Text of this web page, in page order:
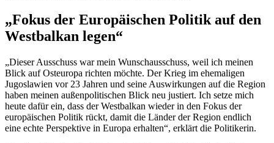
„Fokus der Europäischen Politik auf den
Westbalkan legen“
„Dieser Ausschuss war mein Wunschausschuss, weil ich meinen
Blick auf Osteuropa richten möchte. Der Krieg im ehemaligen
Jugoslawien vor 23 Jahren und seine Auswirkungen auf die Region
haben meinen außenpolitischen Blick neu justiert. Ich setze mich
heute dafür ein, dass der Westbalkan wieder in den Fokus der
europäischen Politik rückt, damit die Länder der Region endlich
eine echte Perspektive in Europa erhalten“, erklärt die Politikerin.